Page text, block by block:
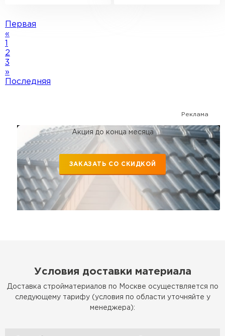
Первая
«
2
3
»
Последняя
Реклама
Акция до конца месяца
ЗАКАЗАТЬ СО СКИДКОЙ
Условия доставки материала
Доставка стройматериалов по Москве осуществляется по
следующему тарифу (условия по области уточняйте у
менеджера):